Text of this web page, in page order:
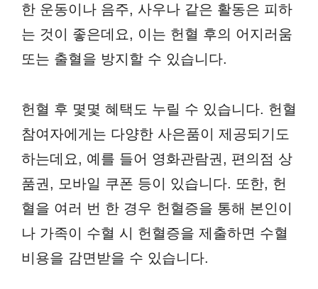
한 운동이나 음주, 사우나 같은 활동은 피하
는 것이 좋은데요, 이는 헌혈 후의 어지러움
또는 출혈을 방지할 수 있습니다.
헌혈 후 몇몇 혜택도 누릴 수 있습니다. 헌혈
참여자에게는 다양한 사은품이 제공되기도
하는데요, 예를 들어 영화관람권, 편의점 상
품권, 모바일 쿠폰 등이 있습니다. 또한, 헌
혈을 여러 번 한 경우 헌혈증을 통해 본인이
나 가족이 수혈 시 헌혈증을 제출하면 수혈
비용을 감면받을 수 있습니다.